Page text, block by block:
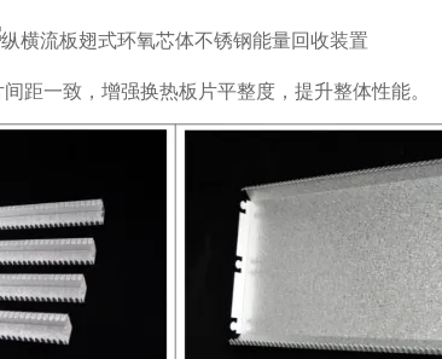
距一致，增强换热板片平整度，提升整体性能。